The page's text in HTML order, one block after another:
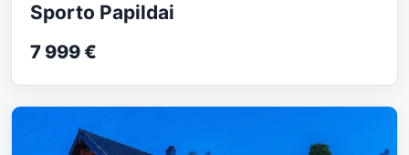
Sporto Papildai
7 999 €